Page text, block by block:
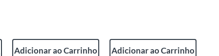
Adicionar ao Carrinho Adicionar ao Carrinho